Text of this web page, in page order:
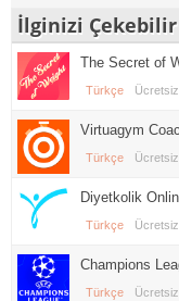
İlginizi Çekebilir
The Secret of
Türkçe Ücretsiz
Virtuagym
Türkçe Ücretsiz
Diyetkolik
Türkçe Ücretsiz
Champions
Türkçe Ücretsiz